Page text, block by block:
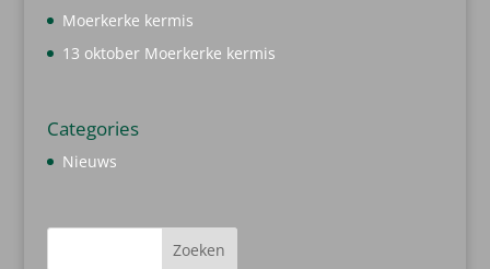
Moerkerke kermis
13 oktober Moerkerke kermis
Categories
Nieuws